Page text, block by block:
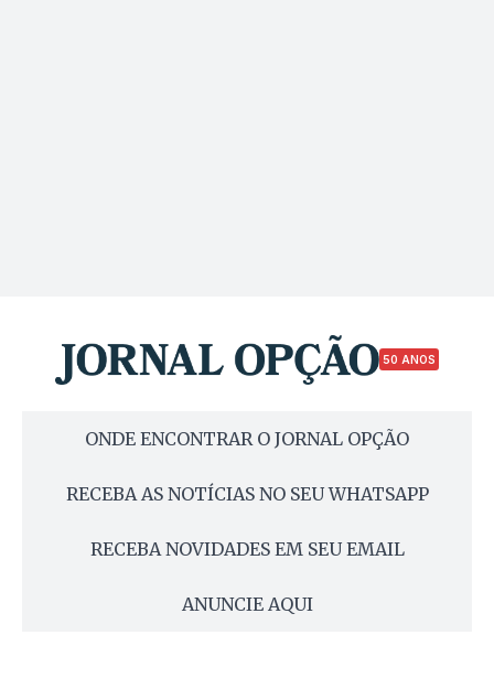
50 ANOS
ONDE ENCONTRAR O JORNAL OPÇÃO
RECEBA AS NOTÍCIAS NO SEU WHATSAPP
RECEBA NOVIDADES EM SEU EMAIL
ANUNCIE AQUI